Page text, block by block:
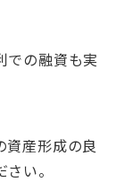
での融資も実
資産形成の良
い。